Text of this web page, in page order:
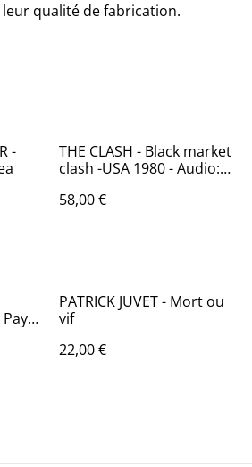
qualité de fabrication.
-
THE CLASH - Black market
clash -USA 1980 - Audio:
58,00 €
PATRICK JUVET - Mort ou
vif
22,00 €